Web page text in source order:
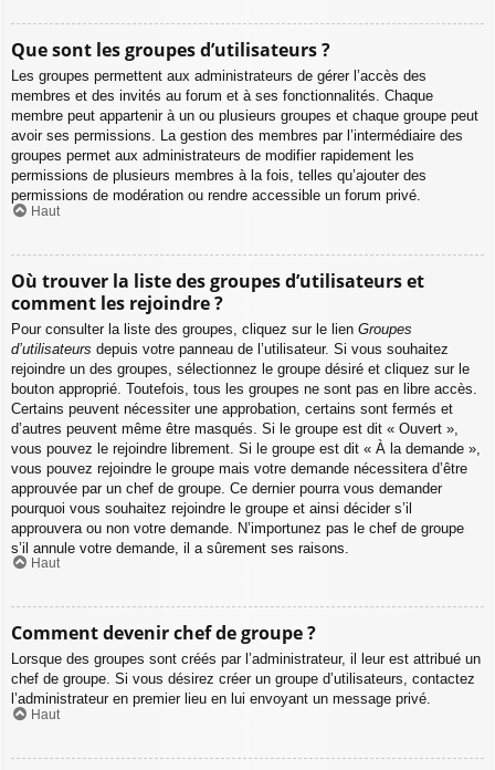
Que sont les groupes d’utilisateurs ?
Les groupes permettent aux administrateurs de gérer l’accès des
membres et des invités au forum et à ses fonctionnalités. Chaque
membre peut appartenir à un ou plusieurs groupes et chaque groupe peut
avoir ses permissions. La gestion des membres par l’intermédiaire des
groupes permet aux administrateurs de modifier rapidement les
permissions de plusieurs membres à la fois, telles qu’ajouter des
permissions de modération ou rendre accessible un forum privé.
Haut
Où trouver la liste des groupes d’utilisateurs et
comment les rejoindre ?
Pour consulter la liste des groupes, cliquez sur le lien Groupes
d’utilisateurs depuis votre panneau de l’utilisateur. Si vous souhaitez
rejoindre un des groupes, sélectionnez le groupe désiré et cliquez sur le
bouton approprié. Toutefois, tous les groupes ne sont pas en libre accès.
Certains peuvent nécessiter une approbation, certains sont fermés et
d’autres peuvent même être masqués. Si le groupe est dit « Ouvert »,
vous pouvez le rejoindre librement. Si le groupe est dit « À la demande »,
vous pouvez rejoindre le groupe mais votre demande nécessitera d’être
approuvée par un chef de groupe. Ce dernier pourra vous demander
pourquoi vous souhaitez rejoindre le groupe et ainsi décider s’il
approuvera ou non votre demande. N’importunez pas le chef de groupe
s’il annule votre demande, il a sûrement ses raisons.
Haut
Comment devenir chef de groupe ?
Lorsque des groupes sont créés par l’administrateur, il leur est attribué un
chef de groupe. Si vous désirez créer un groupe d’utilisateurs, contactez
l’administrateur en premier lieu en lui envoyant un message privé.
Haut